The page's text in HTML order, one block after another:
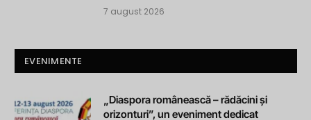
7 august 2026
EVENIMENTE
„Diaspora românească – rădăcini și
orizonturi”, un eveniment dedicat